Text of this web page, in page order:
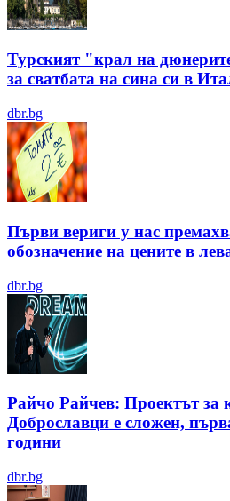
Турският "крал на
за сватбата на сина си в
dbr.bg
Първи вериги у нас
обозначение на цените в
dbr.bg
Райчо Райчев: Проектът за
Доброславци е сложен,
години
dbr.bg